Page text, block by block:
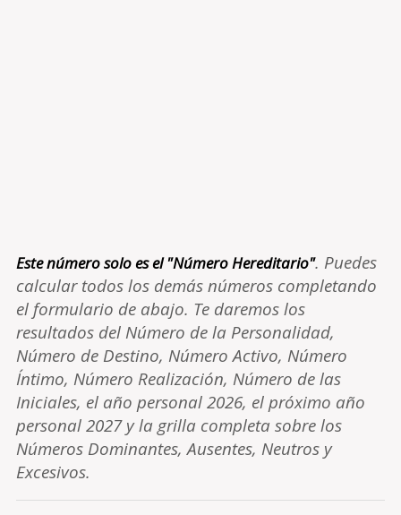
Este número solo es el "Número Hereditario". Puedes
calcular todos los demás números completando
el formulario de abajo. Te daremos los
resultados del Número de la Personalidad,
Número de Destino, Número Activo, Número
Íntimo, Número Realización, Número de las
Iniciales, el año personal 2026, el próximo año
personal 2027 y la grilla completa sobre los
Números Dominantes, Ausentes, Neutros y
Excesivos.